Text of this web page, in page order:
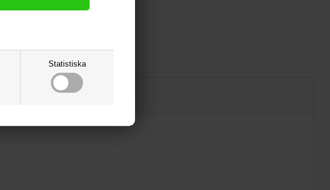
Statistiska